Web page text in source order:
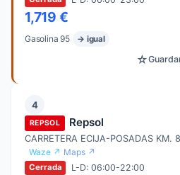
1,719 €
Gasolina 95 → igual
☆
4
REPSOL Repsol
CARRETERA ECIJA-POSADAS KM.
Waze ↗ Maps ↗
Cerrada L-D: 06:00-22:00